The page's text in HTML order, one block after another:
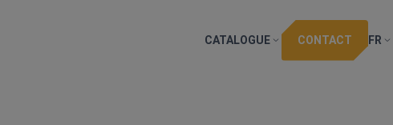
CATALOGUE CONTACT FR